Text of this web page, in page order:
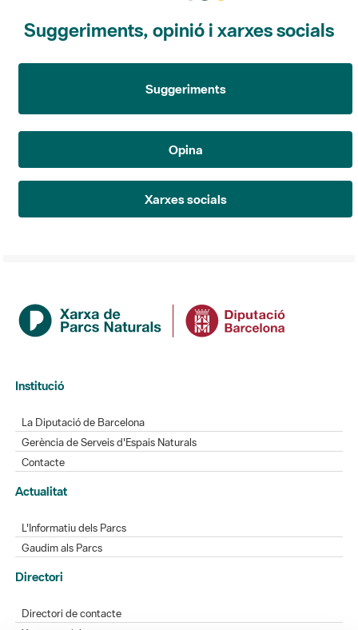
Suggeriments, opinió i xarxes socials
Suggeriments
Opina
Xarxes socials
Institució
La Diputació de Barcelona
Gerència de Serveis d'Espais Naturals
Contacte
Actualitat
L'Informatiu dels Parcs
Gaudim als Parcs
Directori
Directori de contacte